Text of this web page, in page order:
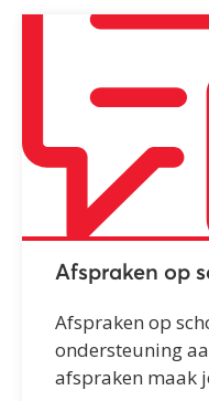
Afspraken op
Afspraken op
ondersteuning
afspraken maak